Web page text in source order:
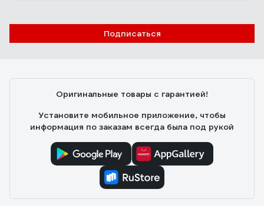
Подписаться
Оригинальные товары с гарантией!
Установите мобильное приложение, чтобы
информация по заказам всегда была под рукой